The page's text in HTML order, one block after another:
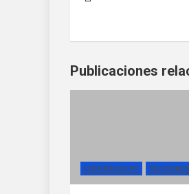
Publicaciones
CONTRAGOLPE SECCIONES